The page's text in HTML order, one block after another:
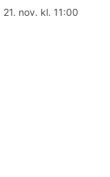
21. nov. kl. 11:00